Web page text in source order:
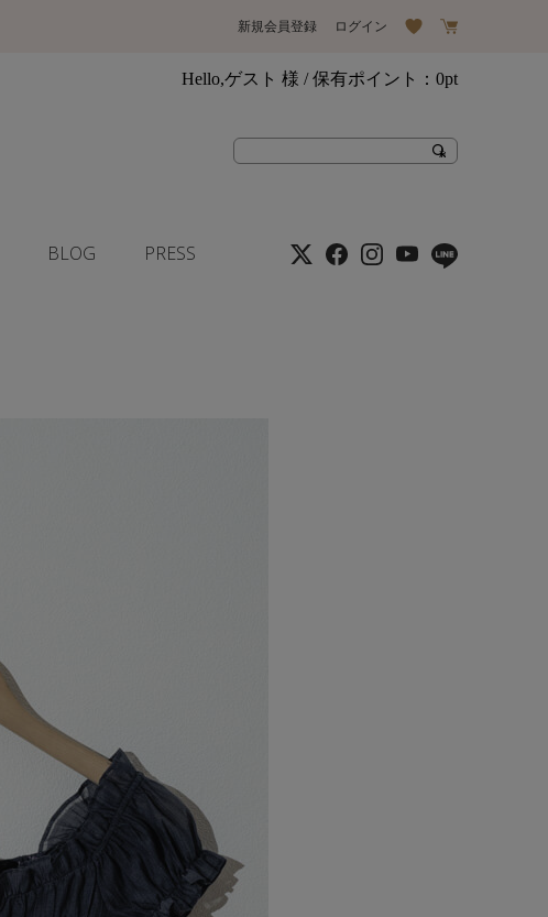
新規会員登録 ログイン
Hello,ゲスト 様 / 保有ポイント： 0pt
BLOG PRESS